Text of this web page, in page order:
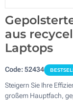
aus
Laptops
Code:52434
Steigern Sie Ihre
großem Hauptfach,